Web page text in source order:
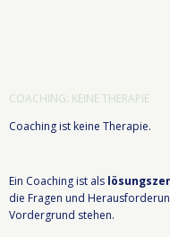
COACHING: KEINE THERAPIE
Coaching ist keine Therapie.
Ein Coaching ist als
die Fragen und
Vordergrund stehen.